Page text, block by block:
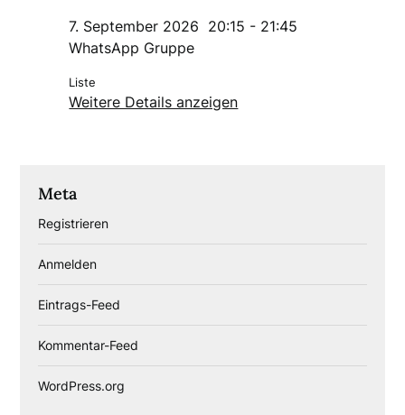
7. September 2026 20:15 - 21:45
WhatsApp Gruppe
Liste
Weitere Details anzeigen
Meta
Registrieren
Anmelden
Eintrags-Feed
Kommentar-Feed
WordPress.org